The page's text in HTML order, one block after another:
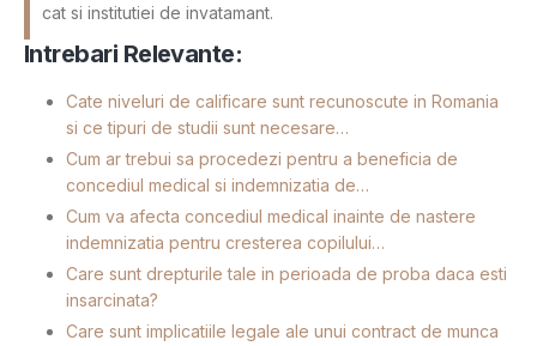
cat si institutiei de invatamant.
Intrebari Relevante:
Cate niveluri de calificare sunt recunoscute in Romania
si ce tipuri de studii sunt necesare…
Cum ar trebui sa procedezi pentru a beneficia de
concediul medical si indemnizatia de…
Cum va afecta concediul medical inainte de nastere
indemnizatia pentru cresterea copilului…
Care sunt drepturile tale in perioada de proba daca esti
insarcinata?
Care sunt implicatiile legale ale unui contract de munca